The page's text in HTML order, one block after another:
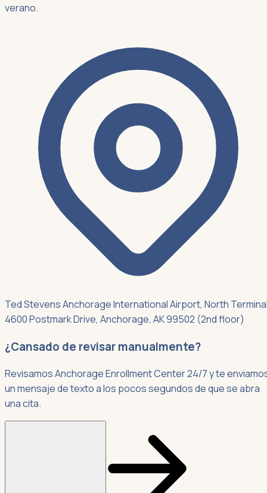
verano.
Ted Stevens Anchorage International Airport, North
4600 Postmark Drive, Anchorage, AK 99502 (2nd floor)
¿Cansado de revisar manualmente?
Revisamos Anchorage Enrollment Center 24/7 y te
un mensaje de texto a los pocos segundos de que se abra
una cita.